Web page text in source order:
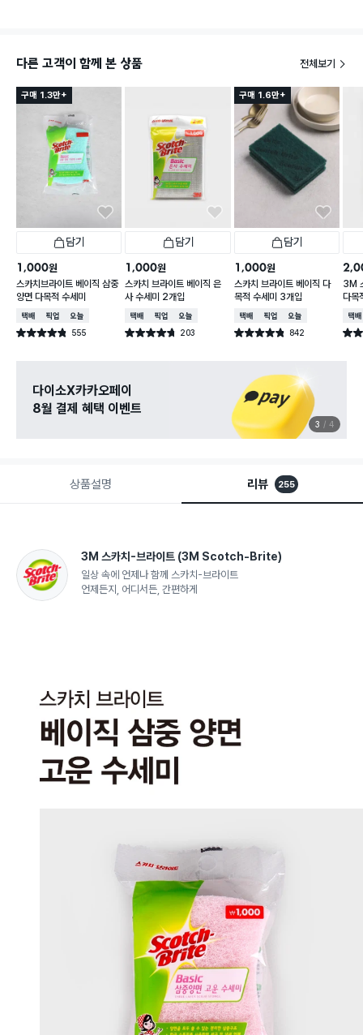
다른 고객이 함께 본 상품 전체보기
구매 1.3만+
담기
1,000원
스카치브라이트 베이직 삼중
양면 다목적 수세미
택배배송매장픽업오늘배송
별점 4.8점 555
건 작성
담기
1,000원
스카치 브라이트 베이직 은
사 수세미 2개입
택배배송매장픽업오늘배송
별점 4.7점 203
건 작성
구매 1.6만+
담기
1,000원
스카치 브라이트 베이직 다
목적 수세미 3개입
택배배송매장픽업오늘배송
별점 4.8점 842
건 작성
3M
다목
택배
별점
다이소X카카오페이
8월 결제 혜택 이벤트
3 4
상품설명 리뷰 255
3M 스카치-브라이트 (3M Scotch-Brite)
일상 속에 언제나 함께 스카치-브라이트
언제든지, 어디서든, 간편하게